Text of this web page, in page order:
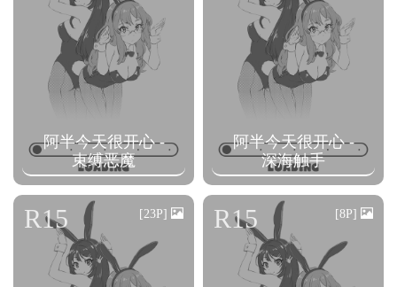
阿半今天很开心 -
束缚恶魔
阿半今天很开心 -
深海触手
R15 [23P] R15 [8P]